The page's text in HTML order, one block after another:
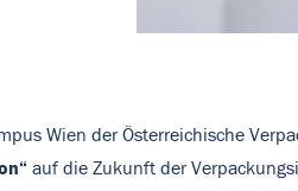
Wien der Österreichische
auf die Zukunft der